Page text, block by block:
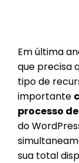
Em última
que precisa
tipo de
importante
processo
do
sua total